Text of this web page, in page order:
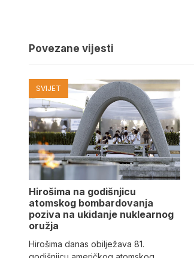
Povezane vijesti
SVIJET
Hirošima na godišnjicu
atomskog bombardovanja
poziva na ukidanje nuklearnog
oružja
Hirošima danas obilježava 81.